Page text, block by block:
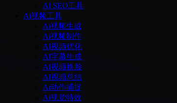
AI SEO工具
Ai视频工具
Ai视频生成
Ai视频制作
AI视频优化
AI字幕生成
AI视频换脸
AI视频总结
Ai动作捕捉
Ai视觉特效